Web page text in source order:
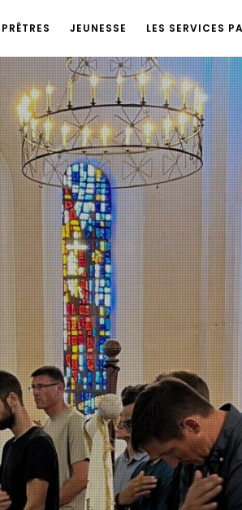
JEUNESSE LES SERVICES